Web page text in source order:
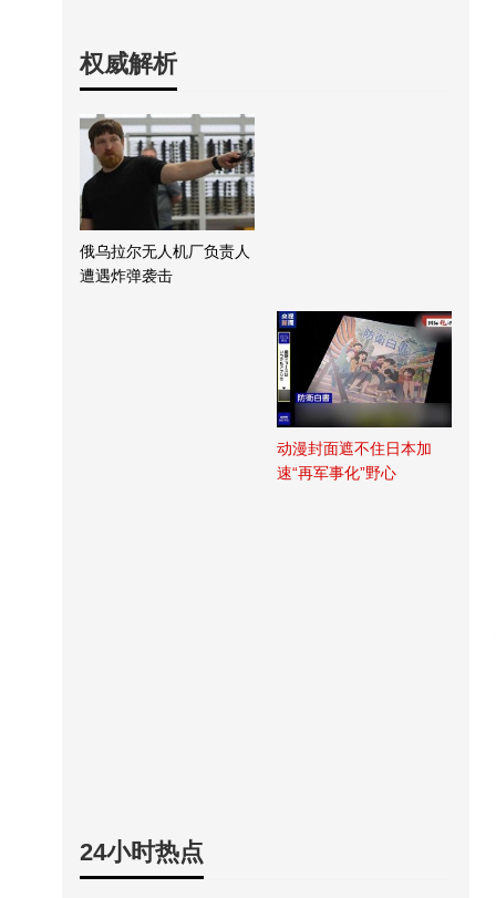
权威解析
俄乌拉尔无人机厂负责人
遭遇炸弹袭击
动漫封面遮不住日本加
速“再军事化”野心
24小时热点